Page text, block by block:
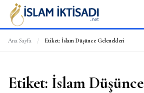
Ana Sayfa / Etiket: İslam Düşünce Gelenekleri
Etiket: İslam Düşünce